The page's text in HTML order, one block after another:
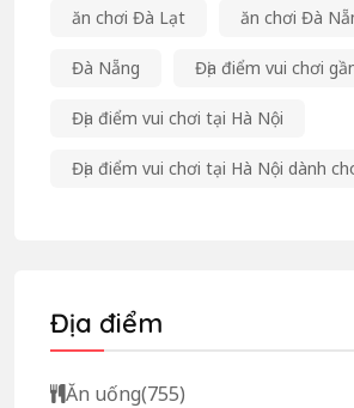
ăn chơi Đà Lạt ăn chơi Đà
Đà Nẵng Địa điểm vui chơi
Địa điểm vui chơi tại Hà Nội
Địa điểm vui chơi tại Hà Nội dành
Địa điểm
Ăn uống(755)